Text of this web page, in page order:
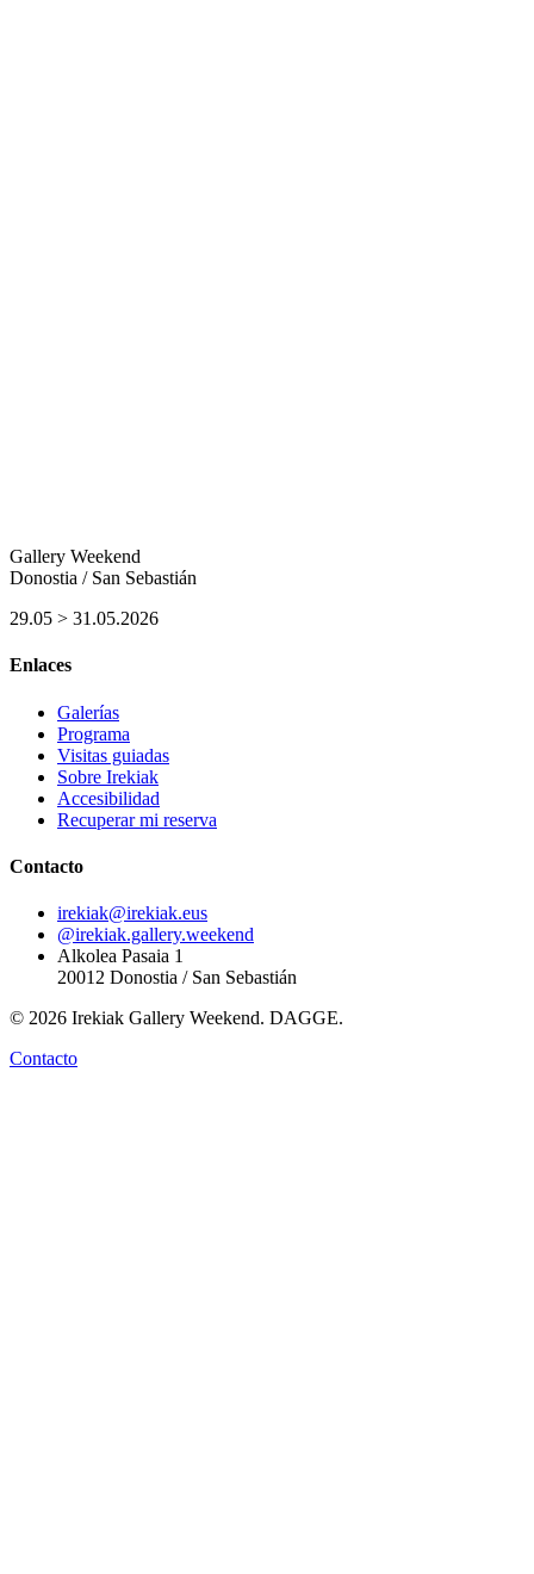
Gallery Weekend
Donostia / San Sebastián
29.05 > 31.05.2026
Enlaces
Galerías
Programa
Visitas guiadas
Sobre Irekiak
Accesibilidad
Recuperar mi reserva
Contacto
irekiak@irekiak.eus
@irekiak.gallery.weekend
Alkolea Pasaia 1
20012 Donostia / San Sebastián
© 2026 Irekiak Gallery Weekend. DAGGE.
Contacto